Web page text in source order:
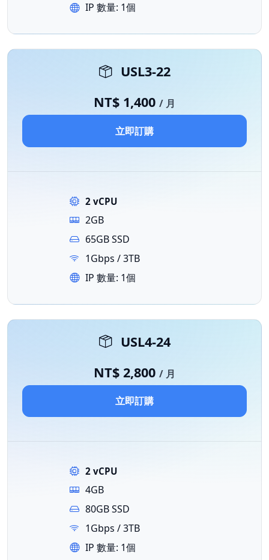
IP 數量: 1個
USL3-22
NT$ 1,400 / 月
立即訂購
2 vCPU
2GB
65GB SSD
1Gbps / 3TB
IP 數量: 1個
USL4-24
NT$ 2,800 / 月
立即訂購
2 vCPU
4GB
80GB SSD
1Gbps / 3TB
IP 數量: 1個